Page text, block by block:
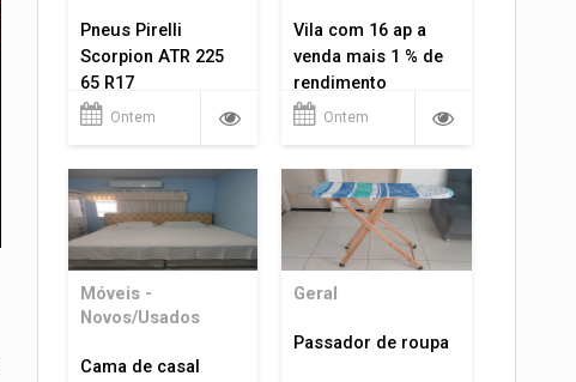
Pneus Pirelli
Scorpion ATR 225
65 R17
Ontem
Vila com 16 ap a
venda mais 1 % de
rendimento
Ontem
Móveis -
Novos/Usados
Cama de casal
Geral
Passador de roupa